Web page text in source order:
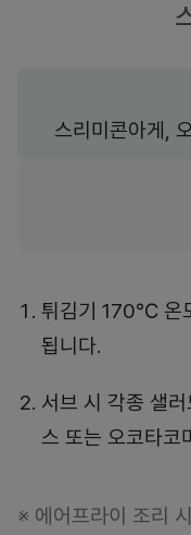
스리미콘아게,
튀김기 170℃ 온
됩니다.
서브 시 각종 샐
스 또는 오코타코
※ 에어프라이 조리